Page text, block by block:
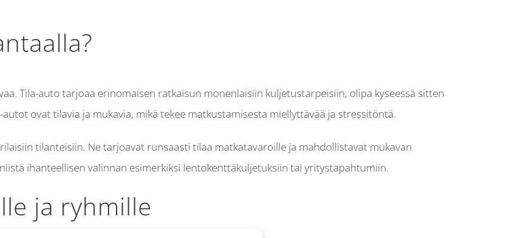
Tila-auto tarjoaa erinomaisen ratkaisun monenlaisiin kuljetustarpeisiin, olipa kyseessä sitten
ovat tilavia ja mukavia, mikä tekee matkustamisesta miellyttävää ja stressitöntä.
tilanteisiin. Ne tarjoavat runsaasti tilaa matkatavaroille ja mahdollistavat mukavan
ihanteellisen valinnan esimerkiksi lentokenttäkuljetuksiin tai yritystapahtumiin.
ja ryhmille